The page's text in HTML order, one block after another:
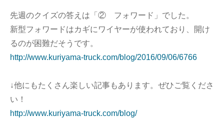
先週のクイズの答えは「② フォワード」でした。
新型フォワードはカギにワイヤーが使われており、開け
るのが困難だそうです。
http://www.kuriyama-truck.com/blog/2016/09/06/6766
↓他にもたくさん楽しい記事もあります。ぜひご覧くださ
い！
http://www.kuriyama-truck.com/blog/